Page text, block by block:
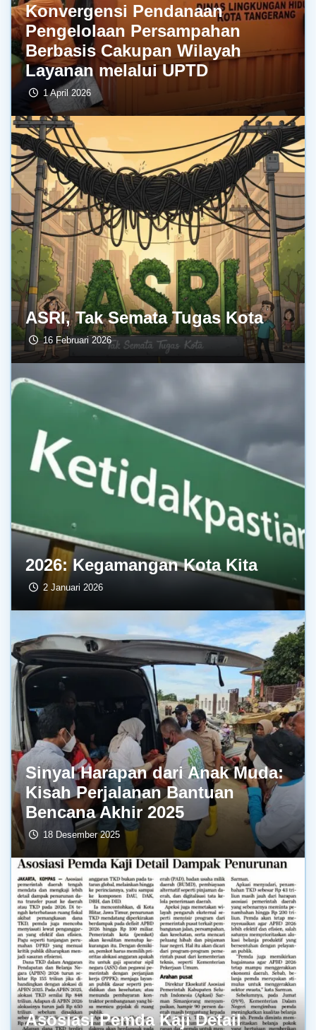
Konvergensi Pendanaan
Pengelolaan Persampahan
Berbasis Cakupan Wilayah
Layanan melalui UPTD
1 April 2026
ASRI, Tak Semata Tugas Kota
16 Februari 2026
2026: Kegamangan Kota Kita
2 Januari 2026
Sinyal Harapan dari Anak Muda:
Kisah Perjalanan Bantuan
Bencana Akhir 2025
18 Desember 2025
Asosiasi Pemda Kaji Detail